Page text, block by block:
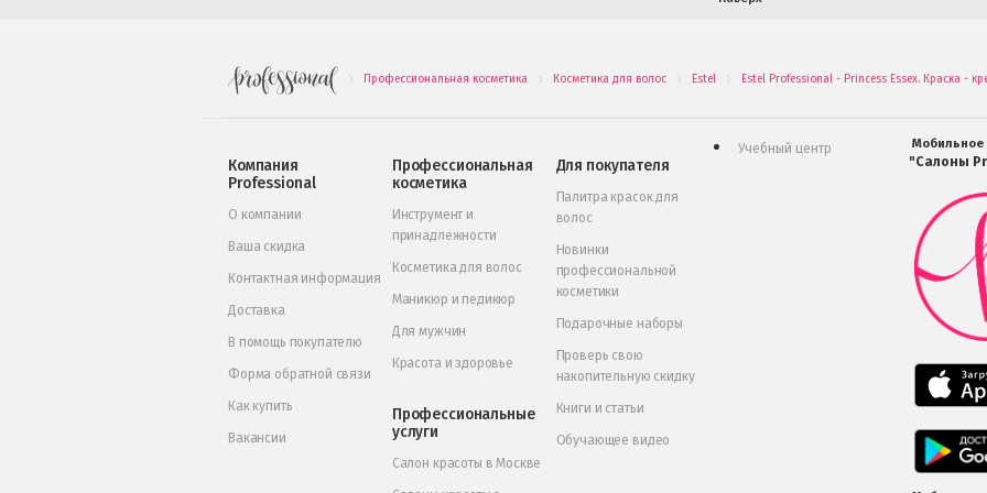
Профессиональная косметика Косметика для волос Estel Estel Professional - Princess Essex. Краска -
Компания
Professional
О компании
Ваша скидка
Контактная информация
Доставка
В помощь покупателю
Форма обратной связи
Как купить
Вакансии
Профессиональная
косметика
Инструмент и
принадлежности
Косметика для волос
Маникюр и педикюр
Для мужчин
Красота и здоровье
Профессиональные
услуги
Салон красоты в Москве
Для покупателя
Палитра красок для
волос
Новинки
профессиональной
косметики
Подарочные наборы
Проверь свою
накопительную скидку
Книги и статьи
Обучающее видео
Учебный центр Мобильное
"Салоны